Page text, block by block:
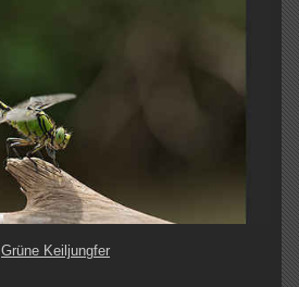
Grüne Keiljungfer